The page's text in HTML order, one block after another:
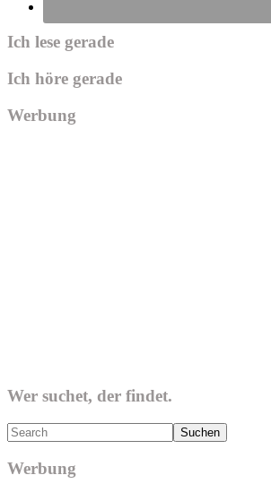
Ich lese gerade
Ich höre gerade
Werbung
Wer suchet, der findet.
Search
Werbung